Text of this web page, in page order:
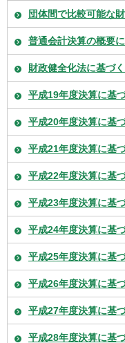
団体間で比較可能な
普通会計決算の概要
財政健全化法に基づ
平成19年度決算に基
平成20年度決算に基
平成21年度決算に基
平成22年度決算に基
平成23年度決算に基
平成24年度決算に基
平成25年度決算に基
平成26年度決算に基
平成27年度決算に基
平成28年度決算に基